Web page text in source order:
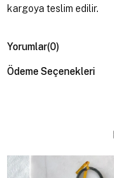
kargoya teslim edilir.
Yorumlar(0)
Ödeme Seçenekleri